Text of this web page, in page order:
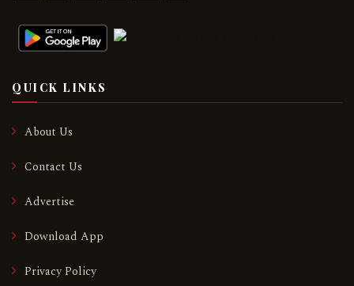
QUICK LINKS
About Us
Contact Us
Advertise
Download App
Privacy Policy